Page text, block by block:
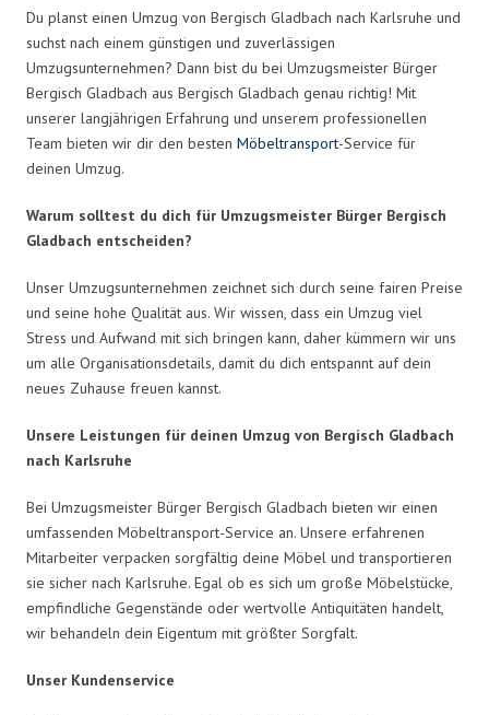
Du planst einen Umzug von Bergisch Gladbach nach Karlsruhe und
suchst nach einem günstigen und zuverlässigen
Umzugsunternehmen? Dann bist du bei Umzugsmeister Bürger
Bergisch Gladbach aus Bergisch Gladbach genau richtig! Mit
unserer langjährigen Erfahrung und unserem professionellen
Team bieten wir dir den besten Möbeltransport-Service für
deinen Umzug.
Warum solltest du dich für Umzugsmeister Bürger Bergisch
Gladbach entscheiden?
Unser Umzugsunternehmen zeichnet sich durch seine fairen Preise
und seine hohe Qualität aus. Wir wissen, dass ein Umzug viel
Stress und Aufwand mit sich bringen kann, daher kümmern wir uns
um alle Organisationsdetails, damit du dich entspannt auf dein
neues Zuhause freuen kannst.
Unsere Leistungen für deinen Umzug von Bergisch Gladbach
nach Karlsruhe
Bei Umzugsmeister Bürger Bergisch Gladbach bieten wir einen
umfassenden Möbeltransport-Service an. Unsere erfahrenen
Mitarbeiter verpacken sorgfältig deine Möbel und transportieren
sie sicher nach Karlsruhe. Egal ob es sich um große Möbelstücke,
empfindliche Gegenstände oder wertvolle Antiquitäten handelt,
wir behandeln dein Eigentum mit größter Sorgfalt.
Unser Kundenservice